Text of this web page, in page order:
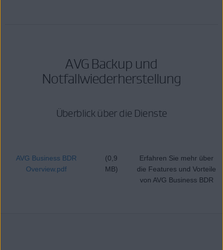
AVG Backup und
Notfallwiederherstellung
Überblick über die Dienste
AVG Business BDR
Overview.pdf
(0,9
MB)
Erfahren Sie mehr über
die Features und Vorteile
von AVG Business BDR